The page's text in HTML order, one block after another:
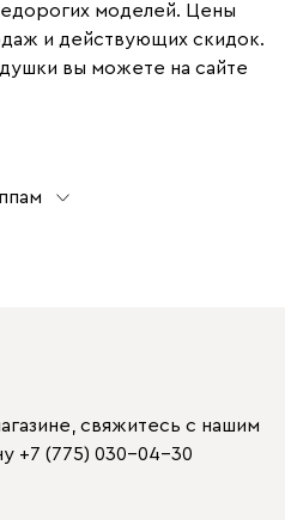
моделей. Цены
и действующих скидок.
вы можете на сайте
свяжитесь с нашим
+7 (775) 030-04-30